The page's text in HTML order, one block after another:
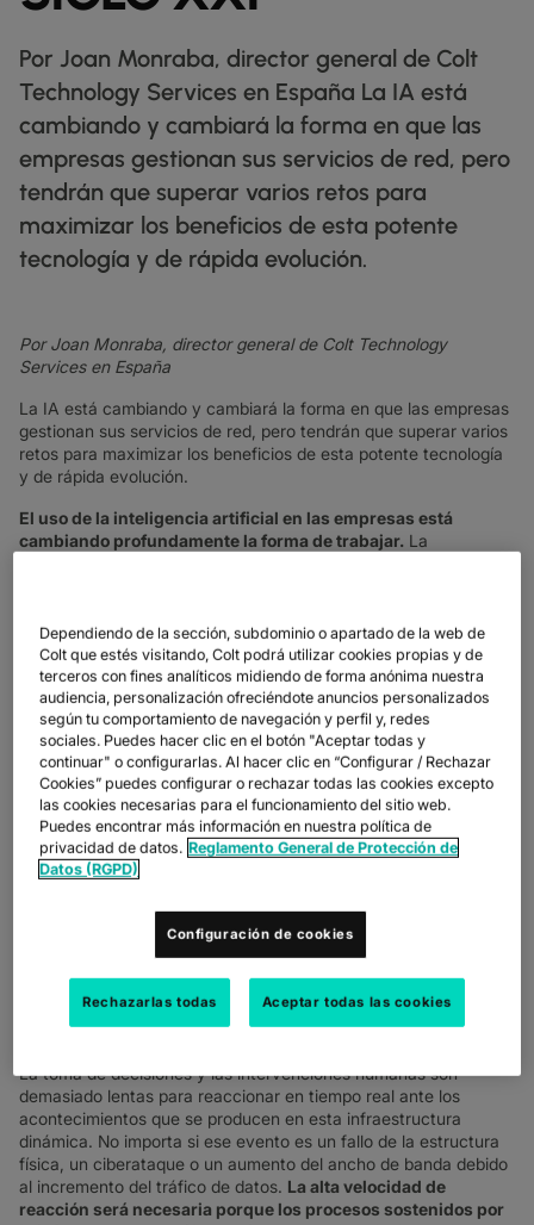
map MAPA DE RED
FICHAS TÉCNICAS
handshake NUESTROS PARTNERS
account_balance MERCADOS DE CAPITALES
warehouse WHOLESALE Y HYPERSCALERS
shoppingmode MINORISTA
monitor MERCADOS DE CAPITALES
pill FARMACÉUTICO
shoppingmode MINORISTA
castle DEFENSA
TRANSPORTE Y LOGÍSTICA
ETHERNET
DEDICATED CLOUD ACCESS
NETWORK AS A SERVICE
REDES DE ÁREA AMPLIA
SD-WAN + SASE
TODOS LOS SERVICIOS DE RED
docs FICHAS TÉCNICAS
podcasts BOLETINES INFORMATIVOS
network_check ESTADO DE LA RED
Por Joan Monraba, director general de Colt
Technology Services en España La IA está
cambiando y cambiará la forma en que las
empresas gestionan sus servicios de red, pero
tendrán que superar varios retos para
maximizar los beneficios de esta potente
tecnología y de rápida evolución.
Por Joan Monraba, director general de Colt Technology
Services en España
La IA está cambiando y cambiará la forma en que las empresas
gestionan sus servicios de red, pero tendrán que superar varios
retos para maximizar los beneficios de esta potente tecnología
y de rápida evolución.
El uso de la inteligencia artificial en las empresas está
cambiando profundamente la forma de trabajar. La
COVID-19.
Durante los últimos 3 años, hemos visto cómo las empresas
incorporaban más tecnologías de IA a sus operaciones
comerciales con el objetivo de ahorrar dinero, impulsar la
eficiencia, generar conocimiento y crear nuevos mercados.
valor de la IA para las empresas del siglo XXI se ha comparado
con el valor estratégico de la electricidad a principios del siglo
XX, cuando la electrificación transformó industrias, como la
manufacturera, y creó otras nuevas como los medios de
comunicación de masas.
próximo se deriva de su capacidad para automatizar y
aumentar los trabajos que hoy realizan los humanos.
futuro de los servicios de red pasa por la automatización.
un ecosistema digital cada vez más complejo, hay que transferir
cantidades de datos cada vez mayores en tiempos cada vez
más cortos, con una latencia muy pequeña.
La toma de decisiones y las intervenciones humanas son
demasiado lentas para reaccionar en tiempo real ante los
acontecimientos que se producen en esta infraestructura
dinámica. No importa si ese evento es un fallo de la estructura
física, un ciberataque o un aumento del ancho de banda debido
al incremento del tráfico de datos. La alta velocidad de
reacción será necesaria porque los procesos sostenidos por
Dependiendo de la sección, subdominio o apartado de la web de
Colt que estés visitando, Colt podrá utilizar cookies propias y de
terceros con fines analíticos midiendo de forma anónima nuestra
audiencia, personalización ofreciéndote anuncios personalizados
según tu comportamiento de navegación y perfil y, redes
sociales. Puedes hacer clic en el botón "Aceptar todas y
continuar" o configurarlas. Al hacer clic en “Configurar / Rechazar
Cookies” puedes configurar o rechazar todas las cookies excepto
las cookies necesarias para el funcionamiento del sitio web.
Puedes encontrar más información en nuestra política de
privacidad de datos. Reglamento General de Protección de
Datos (RGPD)
Configuración de cookies
Rechazarlas todas Aceptar todas las cookies